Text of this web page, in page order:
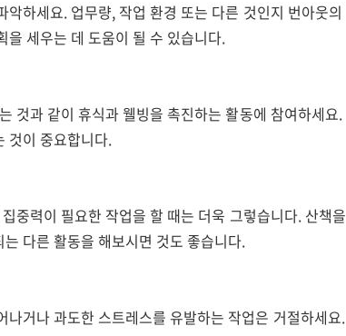
하세요. 업무량, 작업 환경 또는 다른 것인지 번아웃의
을 세우는 데 도움이 될 수 있습니다.
것과 같이 휴식과 웰빙을 촉진하는 활동에 참여하세요.
것이 중요합니다.
중력이 필요한 작업을 할 때는 더욱 그렇습니다. 산책을
다른 활동을 해보시면 것도 좋습니다.
거나 과도한 스트레스를 유발하는 작업은 거절하세요.